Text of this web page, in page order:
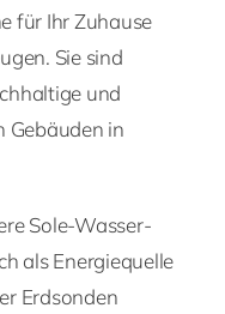
für Ihr Zuhause
Sie sind
und
Gebäuden in
Sole-Wasser-
als Energiequelle
Erdsonden